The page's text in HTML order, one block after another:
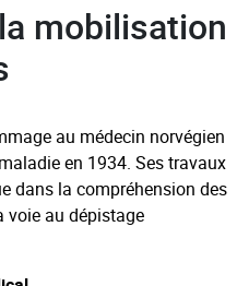
mobilisation
au médecin norvégien
en 1934. Ses travaux
dans la compréhension des
voie au dépistage